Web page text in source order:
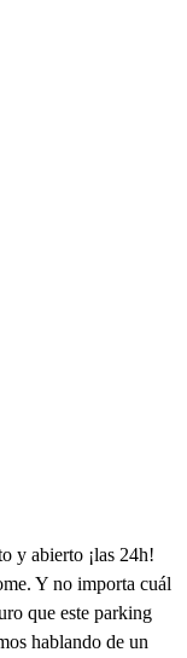
y abierto ¡las 24h!
Y no importa cuál
que este parking
hablando de un